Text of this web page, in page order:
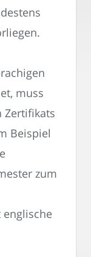
muss
Zertifikats
Beispiel
zum